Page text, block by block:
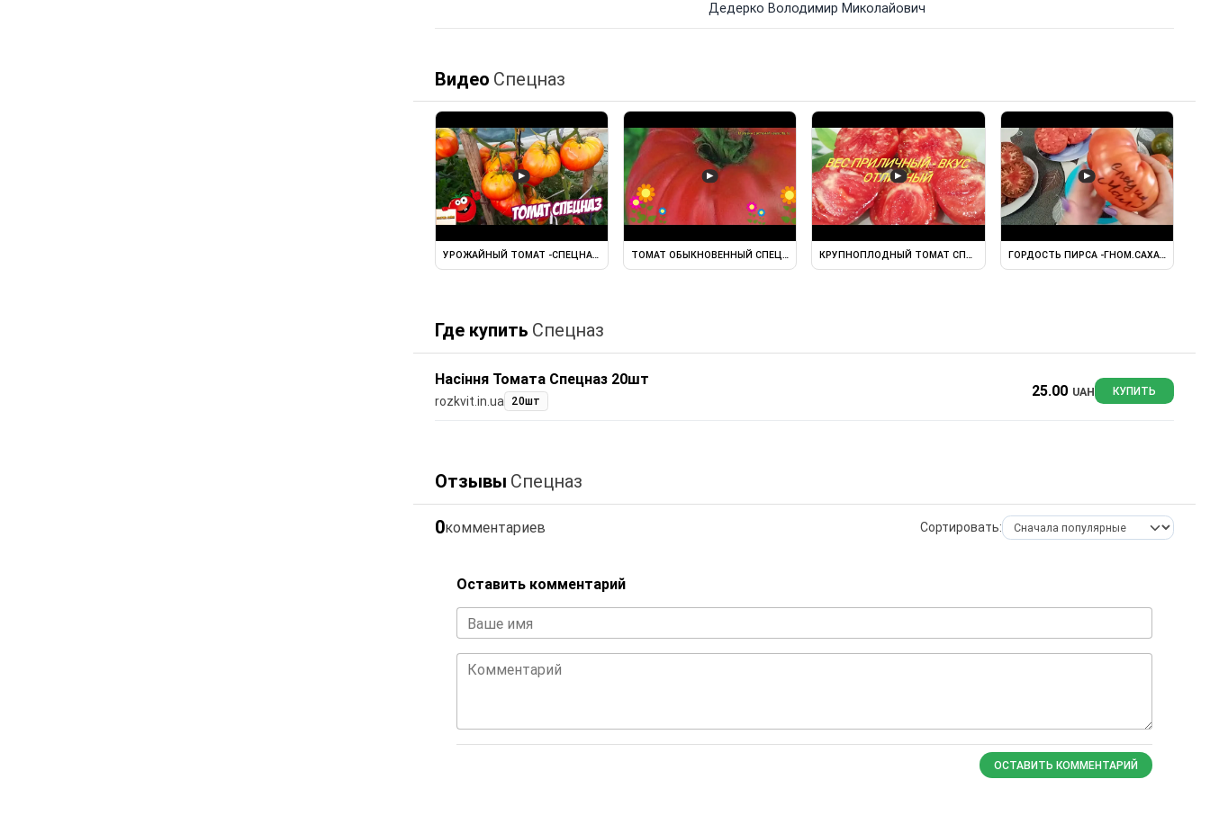
Дедерко Володимир Миколайович
Видео Спецназ
▶
УРОЖАЙНЫЙ ТОМАТ -СПЕЦНАЗ .
▶
ТОМАТ ОБЫКНОВЕННЫЙ СПЕЦНАЗ. КРАТКИЙ ОБЗОР, ОПИСАНИЕ ...
▶
КРУПНОПЛОДНЫЙ ТОМАТ СПЕЦНАЗ. ВЕС ПРИЛИЧНЫЙ, ВКУС ...
▶
ГОРДОСТЬ ПИРСА -ГНОМ.САХАРНЫЙ
Где купить Спецназ
Насіння Томата Спецназ 20шт
rozkvit.in.ua 20шт
25.00 UAH КУПИТЬ
Отзывы Спецназ
0комментариев Сортировать:
Оставить комментарий
Ваше имя
Комментарий
ОСТАВИТЬ КОММЕНТАРИЙ